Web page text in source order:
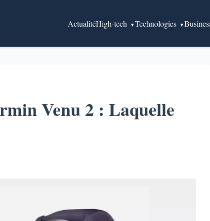
ActualitéHigh-tech Technologies
Venu 2 : Laquelle